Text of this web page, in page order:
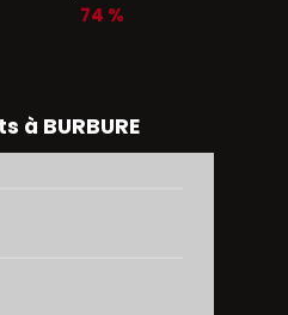
74 %
BURBURE